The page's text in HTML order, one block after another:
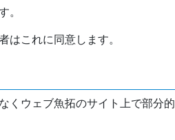
。
はこれに同意します。
くウェブ魚拓のサイト上で部分的